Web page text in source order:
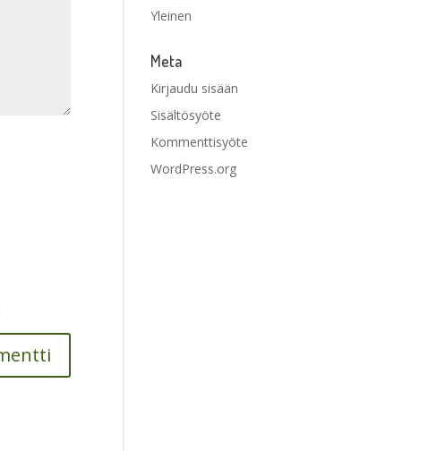
Yleinen
Meta
Kirjaudu sisään
Sisältösyöte
Kommenttisyöte
WordPress.org